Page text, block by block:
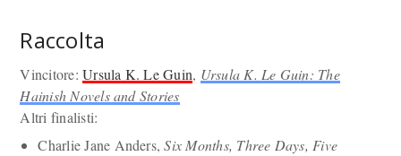
Raccolta
Vincitore:Ursula K. Le Guin, Ursula K. Le Guin: The
Hainish Novels and Stories
Altri finalisti:
Charlie Jane Anders,Six Months, Three Days, Five